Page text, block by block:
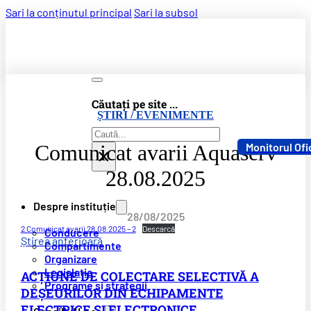
Sari la conținutul principal Sari la subsol
Căutați pe site ...
Caută
×
Despre instituție
Conducere
Compartimente
Organizare
Legislație
Programe și strategii
Monitorul
ȘTIRI / EVENIMENTE
Comunicat avarii Aquaserv
28.08.2025
28/08/2025
2 Comunicat avarii 28.08.2025 – 2 Descarcă
Știrea anterioară
ACȚIUNE DE COLECTARE SELECTIVĂ A
DEȘEURILOR DIN ECHIPAMENTE